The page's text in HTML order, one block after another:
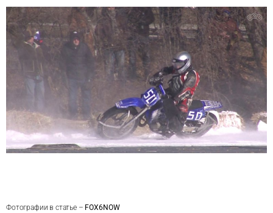
Фотографии в статье – FOX6NOW